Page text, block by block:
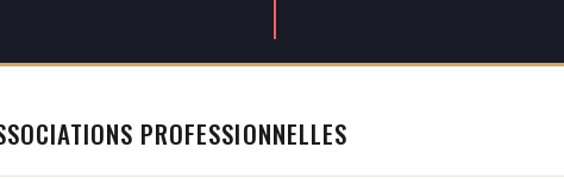
PROFESSIONNELLES